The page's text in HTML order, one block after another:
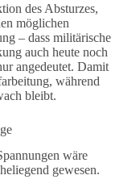
des Absturzes,
möglichen
– dass militärische
auch heute noch
angedeutet. Damit
während
bleibt.
wäre
gewesen.